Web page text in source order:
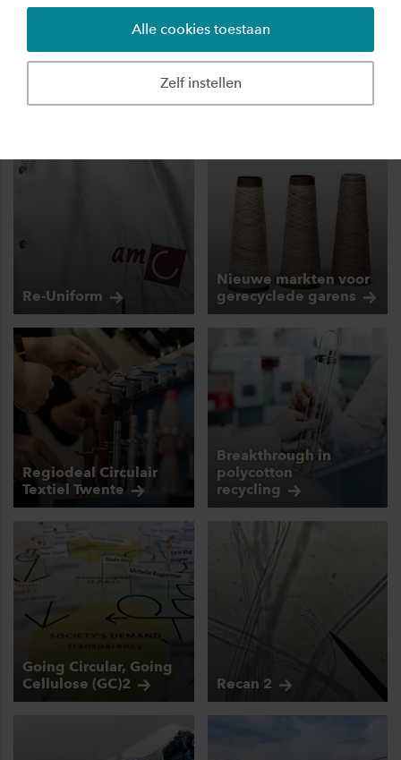
Zelf instellen
Alle cookies toestaan
Projecten - Sustainable Textiles
Re-Uniform
Nieuwe markten voor
gerecyclede garens
Regiodeal Circulair
Textiel Twente
Breakthrough in
polycotton
recycling
Going Circular, Going
Cellulose (GC)2 Recan 2